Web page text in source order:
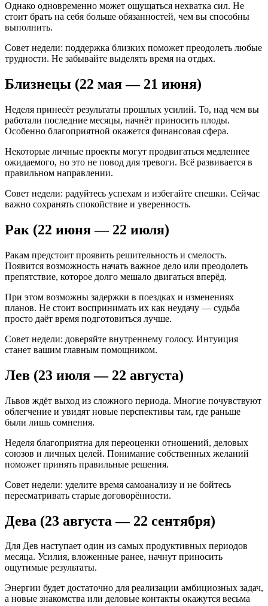
Однако одновременно может ощущаться нехватка сил. Не
стоит брать на себя больше обязанностей, чем вы способны
выполнить.
Совет недели: поддержка близких поможет преодолеть любые
трудности. Не забывайте выделять время на отдых.
Близнецы (22 мая — 21 июня)
Неделя принесёт результаты прошлых усилий. То, над чем вы
работали последние месяцы, начнёт приносить плоды.
Особенно благоприятной окажется финансовая сфера.
Некоторые личные проекты могут продвигаться медленнее
ожидаемого, но это не повод для тревоги. Всё развивается в
правильном направлении.
Совет недели: радуйтесь успехам и избегайте спешки. Сейчас
важно сохранять спокойствие и уверенность.
Рак (22 июня — 22 июля)
Ракам предстоит проявить решительность и смелость.
Появится возможность начать важное дело или преодолеть
препятствие, которое долго мешало двигаться вперёд.
При этом возможны задержки в поездках и изменениях
планов. Не стоит воспринимать их как неудачу — судьба
просто даёт время подготовиться лучше.
Совет недели: доверяйте внутреннему голосу. Интуиция
станет вашим главным помощником.
Лев (23 июля — 22 августа)
Львов ждёт выход из сложного периода. Многие почувствуют
облегчение и увидят новые перспективы там, где раньше
были лишь сомнения.
Неделя благоприятна для переоценки отношений, деловых
союзов и личных целей. Понимание собственных желаний
поможет принять правильные решения.
Совет недели: уделите время самоанализу и не бойтесь
пересматривать старые договорённости.
Дева (23 августа — 22 сентября)
Для Дев наступает один из самых продуктивных периодов
месяца. Усилия, вложенные ранее, начнут приносить
ощутимые результаты.
Энергии будет достаточно для реализации амбициозных задач,
а новые знакомства или деловые контакты окажутся весьма